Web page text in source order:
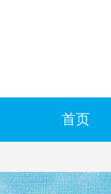
首页